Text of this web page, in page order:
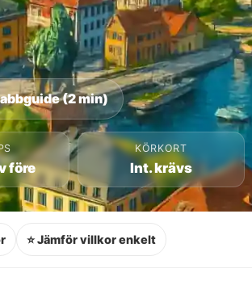
(2 min)
före
KÖRKORT
Int. krävs
⭐ Jämför villkor enkelt